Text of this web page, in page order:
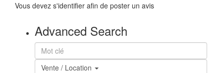
Vous devez s'identifier afin de poster un avis
Advanced Search
Vente / Location